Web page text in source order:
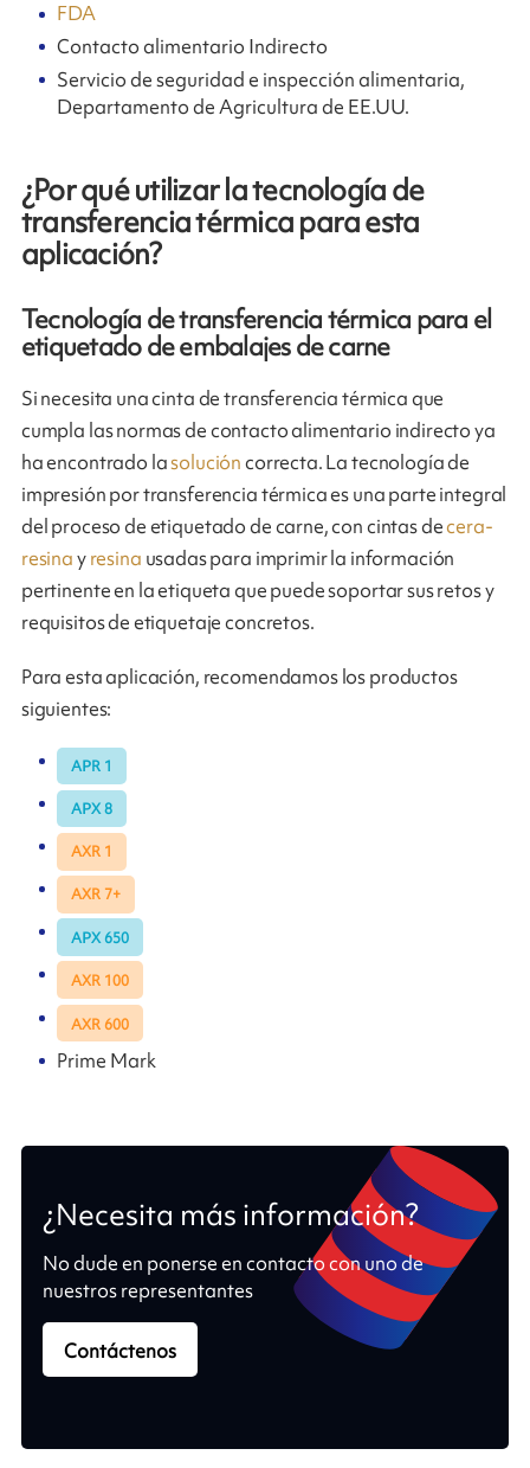
FDA
Contacto alimentario Indirecto
Servicio de seguridad e inspección alimentaria,
Departamento de Agricultura de EE.UU.
¿Por qué utilizar la tecnología de
transferencia térmica para esta
aplicación?
Tecnología de transferencia térmica para el
etiquetado de embalajes de carne
Si necesita una cinta de transferencia térmica que
cumpla las normas de contacto alimentario indirecto ya
ha encontrado lasolucióncorrecta. La tecnología de
impresión por transferencia térmica es una parte integral
del proceso de etiquetado de carne, con cintas decera-
resinayresina usadas para imprimir la información
pertinente en la etiqueta que puede soportar sus retos y
requisitos de etiquetaje concretos.
Para esta aplicación, recomendamos los productos
siguientes:
APR 1
APX 8
AXR 1
AXR 7+
APX 650
AXR 100
AXR 600
Prime Mark
¿Necesita más información?
No dude en ponerse en contacto con uno de
nuestros representantes
Contáctenos